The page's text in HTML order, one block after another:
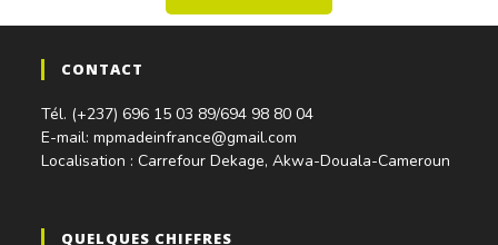
CONTACT
Tél. (+237) 696 15 03 89/694 98 80 04
E-mail: mpmadeinfrance@gmail.com
Localisation : Carrefour Dekage, Akwa-Douala-Cameroun
QUELQUES CHIFFRES